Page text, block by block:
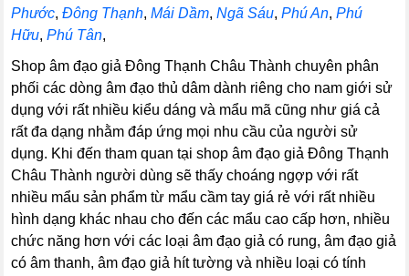
Phước,Đông Thạnh,Mái Dầm,Ngã Sáu,Phú An,Phú
Hữu,Phú Tân,
Shop âm đạo giả Đông Thạnh Châu Thành chuyên phân
phối các dòng âm đạo thủ dâm dành riêng cho nam giới sử
dụng với rất nhiều kiểu dáng và mẩu mã cũng như giá cả
rất đa dạng nhằm đáp ứng mọi nhu cầu của người sử
dụng. Khi đến tham quan tại shop âm đạo giả Đông Thạnh
Châu Thành người dùng sẽ thấy choáng ngợp với rất
nhiều mẩu sản phẩm từ mẩu cầm tay giá rẻ với rất nhiều
hình dạng khác nhau cho đến các mẩu cao cấp hơn, nhiều
chức năng hơn với các loại âm đạo giả có rung, âm đạo giả
có âm thanh, âm đạo giả hít tường và nhiều loại có tính